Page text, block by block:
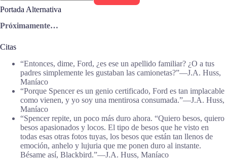
Portada Alternativa
Próximamente…
Citas
“Entonces, dime, Ford, ¿es ese un apellido familiar? ¿O a tus
padres simplemente les gustaban las camionetas?”―J.A. Huss,
Maníaco
“Porque Spencer es un genio certificado, Ford es tan implacable
como vienen, y yo soy una mentirosa consumada.”―J.A. Huss,
Maníaco
“Spencer repite, un poco más duro ahora. “Quiero besos, quiero
besos apasionados y locos. El tipo de besos que he visto en
todas esas otras fotos tuyas, los besos que están tan llenos de
emoción, anhelo y lujuria que me ponen duro al instante.
Bésame así, Blackbird.”―J.A. Huss, Maníaco